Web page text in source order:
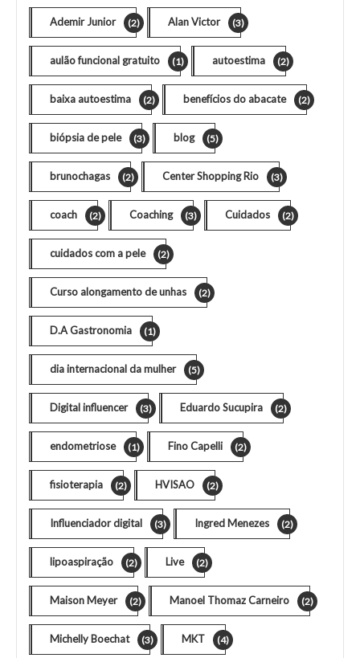
Ademir Junior (2) Alan Victor (3)
aulão funcional gratuito (1) autoestima (2)
baixa autoestima (2) benefícios do abacate (2)
biópsia de pele (3) blog (5)
brunochagas (2) Center Shopping Rio (3)
coach (2) Coaching (3) Cuidados (2)
cuidados com a pele (2)
Curso alongamento de unhas (2)
D.A Gastronomia (1)
dia internacional da mulher (5)
Digital influencer (3) Eduardo Sucupira (2)
endometriose (1) Fino Capelli (2)
fisioterapia (2) HVISAO (2)
Influenciador digital (3) Ingred Menezes (2)
lipoaspiração (2) Live (2)
Maison Meyer (2) Manoel Thomaz Carneiro (2)
Michelly Boechat (3) MKT (4)